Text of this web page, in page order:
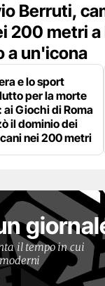
Berruti,
200 metri a
a un'icona
e lo sport
per la morte
Giochi di Roma
il dominio dei
nei 200 metri
il tempo in cui